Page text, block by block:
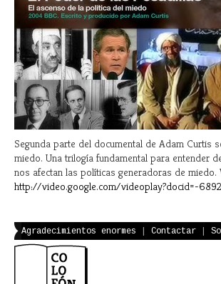
Segunda parte del documental de Adam Curtis
miedo. Una trilogía fundamental para entender
nos afectan las políticas generadoras de miedo.
http://video.google.com/videoplay?docid=-
Agradecimientos enormes Contactar